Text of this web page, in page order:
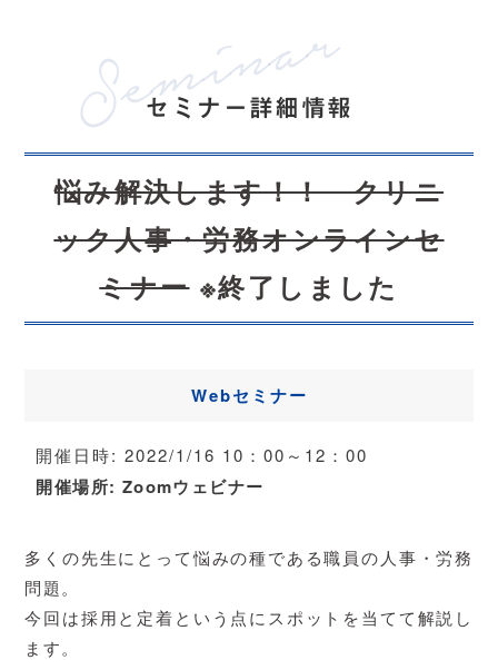
セミナー詳細情報
悩み解決します！！ クリニ
ック人事・労務オンラインセ
ミナー※終了しました
Webセミナー
開催日時:2022/1/16 10：00～12：00
開催場所: Zoomウェビナー
多くの先生にとって悩みの種である職員の人事・労務
問題。
今回は採用と定着という点にスポットを当てて解説し
ます。